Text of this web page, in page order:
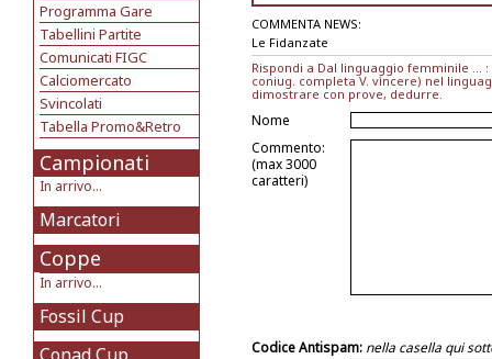
Programma Gare
Tabellini Partite
Comunicati FIGC
Calciomercato
Svincolati
Tabella Promo&Retro
Campionati
In arrivo...
Marcatori
Coppe
In arrivo...
Fossil Cup
COMMENTA NEWS:
Le Fidanzate
Rispondi a Dal linguaggio femminile ...
coniug. completa V. vìncere) nel
dimostrare con prove, dedurre.
Nome
Commento:
(max 3000
caratteri)
Codice Antispam: nella casella qui